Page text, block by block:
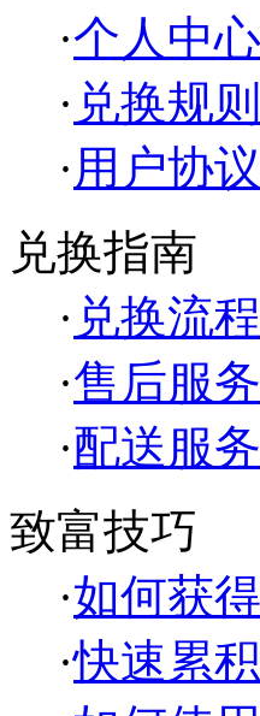
·个人中心
· 兑换规则
·用户协议
兑换指南
· 兑换流程
·售后服务
·配送服务
致富技巧
·如何获
·快速累